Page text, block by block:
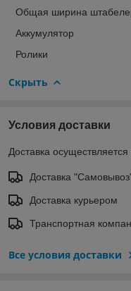
Общая ширина
Аккумулятор
Ролики
Скрыть
Условия доставки
Доставка
Доставка
Доставка курьером
Транспортная
Все условия доставки